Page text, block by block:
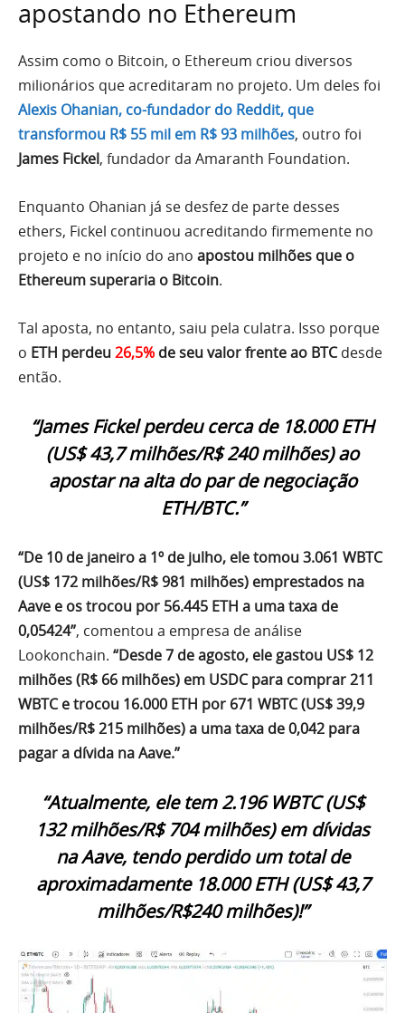
apostando no Ethereum
Assim como o Bitcoin, o Ethereum criou diversos
milionários que acreditaram no projeto. Um deles foi
Alexis Ohanian, co-fundador do Reddit, que
transformou R$ 55 mil em R$ 93 milhões, outro foi
James Fickel, fundador da Amaranth Foundation.
Enquanto Ohanian já se desfez de parte desses
ethers, Fickel continuou acreditando firmemente no
projeto e no início do ano apostou milhões que o
Ethereum superaria o Bitcoin.
Tal aposta, no entanto, saiu pela culatra. Isso porque
o ETH perdeu26,5% de seu valor frente ao BTCdesde
então.
“James Fickel perdeu cerca de 18.000 ETH
(US$ 43,7 milhões/R$ 240 milhões) ao
apostar na alta do par de negociação
ETH/BTC.”
“De 10 de janeiro a 1º de julho, ele tomou 3.061 WBTC
(US$ 172 milhões/R$ 981 milhões) emprestados na
Aave e os trocou por 56.445 ETH a uma taxa de
0,05424”, comentou a empresa de análise
Lookonchain. “Desde 7 de agosto, ele gastou US$ 12
milhões (R$ 66 milhões) em USDC para comprar 211
WBTC e trocou 16.000 ETH por 671 WBTC (US$ 39,9
milhões/R$ 215 milhões) a uma taxa de 0,042 para
pagar a dívida na Aave.”
“Atualmente, ele tem 2.196 WBTC (US$
132 milhões/R$ 704 milhões) em dívidas
na Aave, tendo perdido um total de
aproximadamente 18.000 ETH (US$ 43,7
milhões/R$240 milhões)!”